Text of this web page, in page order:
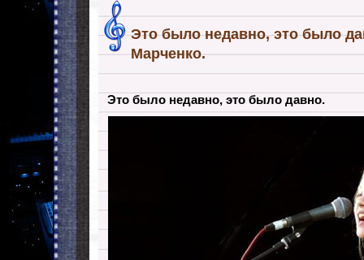
Это было недавно, это было
Марченко.
Это было недавно, это было давно.